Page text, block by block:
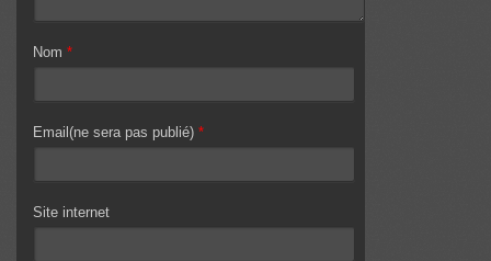
Nom *
Email(ne sera pas publié) *
Site internet